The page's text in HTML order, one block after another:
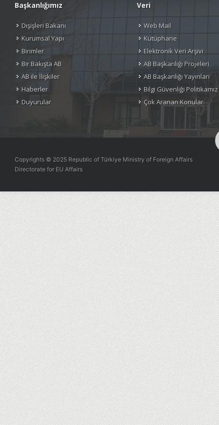
Başkanlığımız
Dışişleri Bakanı
Kurumsal Yapı
Birimler
Bir Bakışta AB
AB ile İlişkiler
Haberler
Duyurular
Veri
Web Mail
Kütüphane
Elektronik Veri Arşivi
AB Başkanlığı Projeleri
AB Başkanlığı Yayınları
Bilgi Güvenliği Politikamız
Çok Aranan Konular
Copyrights © 2025 Republic of Türkiye Ministry of Foreign Affairs
Directorate for EU Affairs